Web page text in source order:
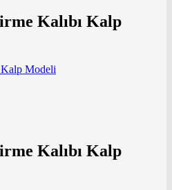
Kalıbı Kalp
Kalp Modeli
Kalıbı Kalp